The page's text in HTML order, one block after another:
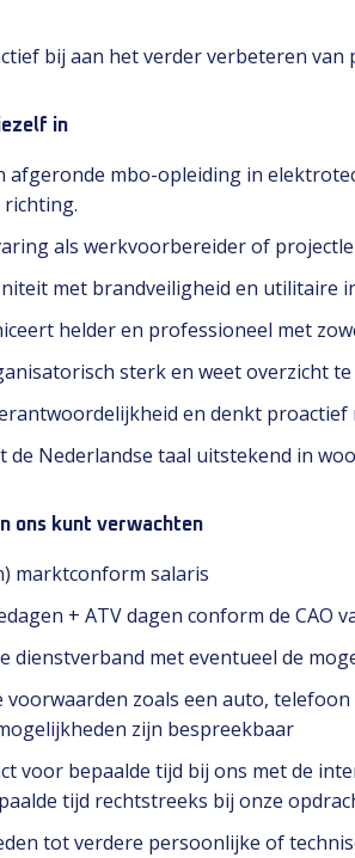
bij aan het verder verbeteren
in
afgeronde mbo-opleiding in
richting.
als werkvoorbereider of
met brandveiligheid en utilitaire
helder en professioneel met
sterk en weet overzicht
en denkt
de Nederlandse taal uitstekend in
ons kunt verwachten
marktconform salaris
+ ATV dagen conform de CAO
dienstverband met eventueel de
voorwaarden zoals een auto,
zijn bespreekbaar
voor bepaalde tijd bij ons met de
tijd rechtstreeks bij onze
tot verdere persoonlijke of